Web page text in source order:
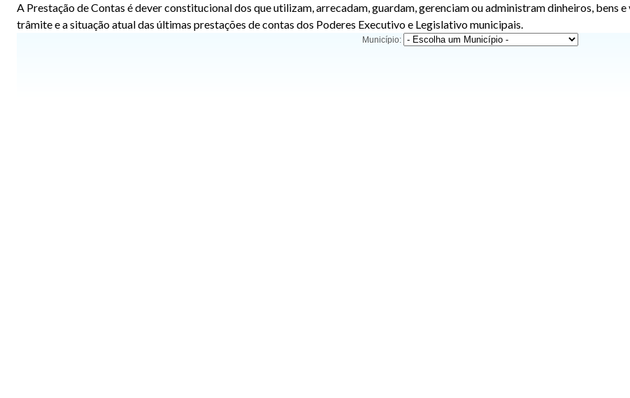
A Prestação de Contas é dever constitucional dos que utilizam, arrecadam, guardam, gerenciam ou administram dinheiros, bens
trâmite e a situação atual das últimas prestações de contas dos Poderes Executivo e Legislativo municipais.